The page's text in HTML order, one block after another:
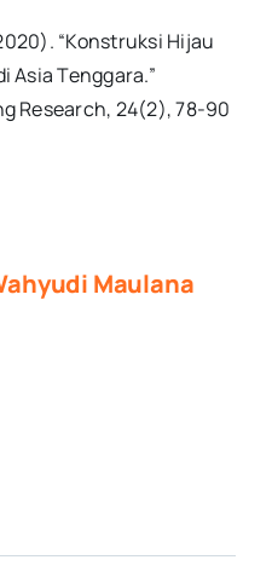
“Konstruksi Hijau
Asia Tenggara.”
Research, 24(2), 78-90
Maulana